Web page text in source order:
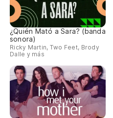
¿Quién Mató a Sara? (banda
sonora)
Ricky Martin, Two Feet, Brody
Dalle y más